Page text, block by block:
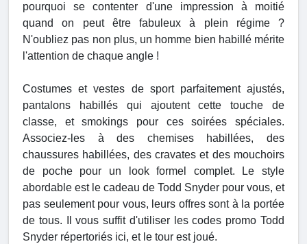
pourquoi se contenter d'une impression à moitié
quand on peut être fabuleux à plein régime ?
N'oubliez pas non plus, un homme bien habillé mérite
l'attention de chaque angle !
Costumes et vestes de sport parfaitement ajustés,
pantalons habillés qui ajoutent cette touche de
classe, et smokings pour ces soirées spéciales.
Associez-les à des chemises habillées, des
chaussures habillées, des cravates et des mouchoirs
de poche pour un look formel complet. Le style
abordable est le cadeau de Todd Snyder pour vous, et
pas seulement pour vous, leurs offres sont à la portée
de tous. Il vous suffit d'utiliser les codes promo Todd
Snyder répertoriés ici, et le tour est joué.